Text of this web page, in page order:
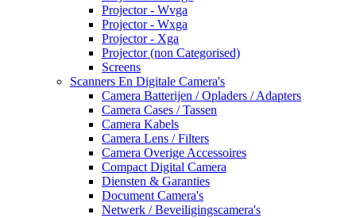
Projector - Wvga
Projector - Wxga
Projector - Xga
Projector (non Categorised)
Screens
Scanners En Digitale Camera's
Camera Batterijen / Opladers / Adapters
Camera Cases / Tassen
Camera Kabels
Camera Lens / Filters
Camera Overige Accessoires
Compact Digital Camera
Diensten & Garanties
Document Camera's
Netwerk / Beveiligingscamera's